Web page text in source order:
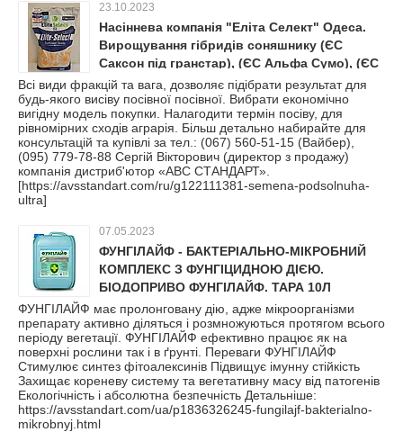
23.10.2023
Насіннева компанія "Еліта Селект" Одеса.
Вирощування гібридів соняшнику (ЄС
Саксон під гранстар), (ЄС Альфа Сумо), (ЄС
Берекет під Євролайтинг)
Всі види фракцій та вага, дозволяє підібрати результат для
будь-якого висіву посівної посівної. Вибрати економічно
вигідну модель покупки. Налагодити термін посіву, для
рівномірних сходів аграрія. Більш детально набирайте для
консультацій та купівлі за тел.: (067) 560-51-15 (Вайбер),
(095) 779-78-88 Сергій Вікторович (директор з продажу)
компанія дистриб'ютор «АВС СТАНДАРТ».
[https://avsstandart.com/ru/g122111381-semena-podsolnuha-
ultra]
07.05.2023
ФУНГІЛАЙФ - БАКТЕРІАЛЬНО-МІКРОБНИЙ
КОМПЛЕКС З ФУНГІЦИДНОЮ ДІЄЮ.
БІОДОПРИВО ФУНГІЛАЙФ. ТАРА 10Л
ФУНГІЛАЙФ має пролонговану дію, адже мікроорганізми
препарату активно діляться і розмножуються протягом всього
періоду вегетації. ФУНГІЛАЙФ ефективно працює як на
поверхні рослини так і в ґрунті. Переваги ФУНГІЛАЙФ
Стимулює синтез фітоалексинів Підвищує імунну стійкість
Захищає кореневу систему та вегетативну масу від патогенів
Екологічність і абсолютна безпечність Детальніше:
https://avsstandart.com/ua/p1836326245-fungilajf-bakterialno-
mikrobnyj.html